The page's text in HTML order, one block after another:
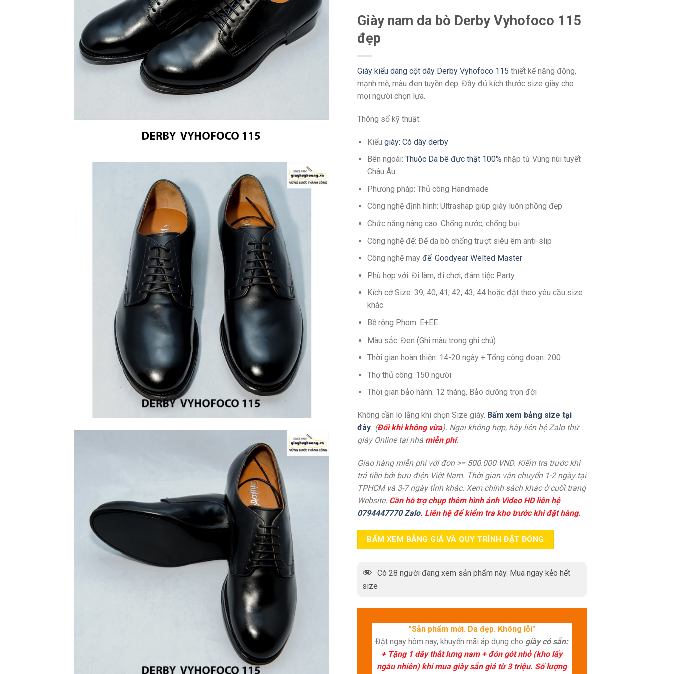
Giày nam da bò Derby Vyhofoco 115
đẹp
Giày kiểu dáng cột dây Derby Vyhofoco 115 thiết kế năng động,
mạnh mẽ, màu đen tuyền đẹp. Đầy đủ kích thước size giày cho
mọi người chọn lựa.
Thông số kỹ thuật:
Kiểugiày: Có dây derby
Bên ngoài:Thuộc Da bê đực thật 100% nhập từ Vùng núi tuyết
Châu Âu
Phương pháp: Thủ công Handmade
Công nghệ định hình: Ultrashap giúp giày luôn phồng đẹp
Chức năng nâng cao: Chống nước, chống bụi
Công nghệ đế: Đế da bò chống trượt siêu êm anti-slip
Công nghệ mayđế: Goodyear Welted Master
Phù hợp với: Đi làm, đi chơi, đám tiệc Party
Kích cở Size: 39, 40, 41, 42, 43, 44 hoặc đặt theo yêu cầu size
khác
Bề rộng Phom: E+EE
Màu sắc: Đen (Ghi màu trong ghi chú)
Thời gian hoàn thiện: 14-20 ngày + Tổng công đoạn: 200
Thợ thủ công: 150 người
Thời gian bảo hành: 12 tháng, Bảo dưỡng trọn đời
Không cần lo lắng khi chọn Size giày. Bấm xem bảng size tại
đây. (Đổi khi không vừa). Ngại không hợp, hãy liên hệ Zalo thử
giày Online tại nhà miễn phí.
Giao hàng miễn phí với đơn >= 500.000 VND. Kiểm tra trước khi
trả tiền bởi bưu điện Việt Nam. Thời gian vận chuyển 1-2 ngày tại
TPHCM và 3-7 ngày tỉnh khác. Xem chính sách khác ở cuối trang
Website. Cần hỗ trợ chụp thêm hình ảnh Video HD liên hệ
0794447770 Zalo. Liên hệ để kiểm tra kho trước khi đặt hàng.
BẤM XEM BẢNG GIÁ VÀ QUY TRÌNH ĐẶT ĐÓNG
Có 28 người đang xem sản phẩm này. Mua ngay kẻo hết
size
"Sản phẩm mới. Da đẹp. Không lỗi"
Đặt ngay hôm nay, khuyến mãi áp dụng cho giày có sẵn:
+ Tặng 1 dây thắt lưng nam + đón gót nhỏ (kho lấy
ngẫu nhiên) khi mua giày sẵn giá từ 3 triệu. Số lượng